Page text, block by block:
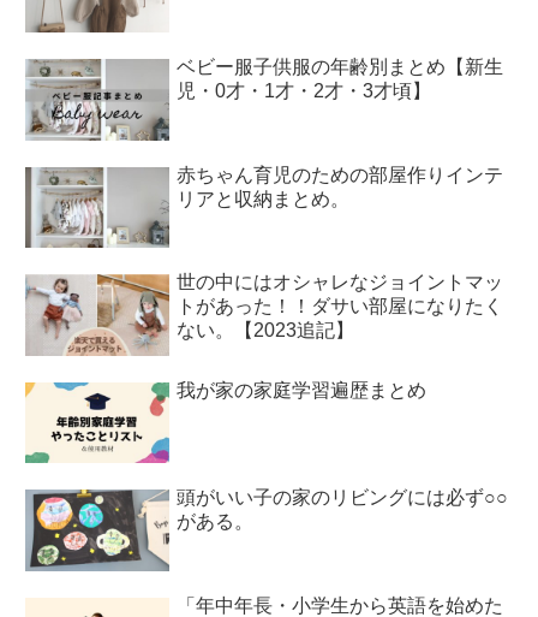
ベビー服子供服の年齢別まとめ【新生
児・0才・1才・2才・3才頃】
赤ちゃん育児のための部屋作りインテ
リアと収納まとめ。
世の中にはオシャレなジョイントマッ
トがあった！！ダサい部屋になりたく
ない。【2023追記】
我が家の家庭学習遍歴まとめ
頭がいい子の家のリビングには必ず○○
がある。
「年中年長・小学生から英語を始めた